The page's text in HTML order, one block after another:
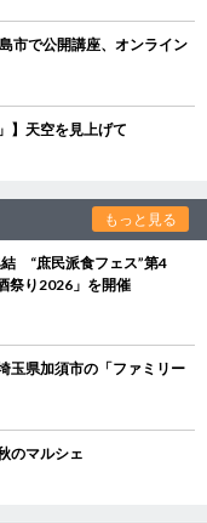
市で公開講座、オンライン
】天空を見上げて
もっと見る
“庶民派食フェス”第4
祭り2026」を開催
玉県加須市の「ファミリー
のマルシェ